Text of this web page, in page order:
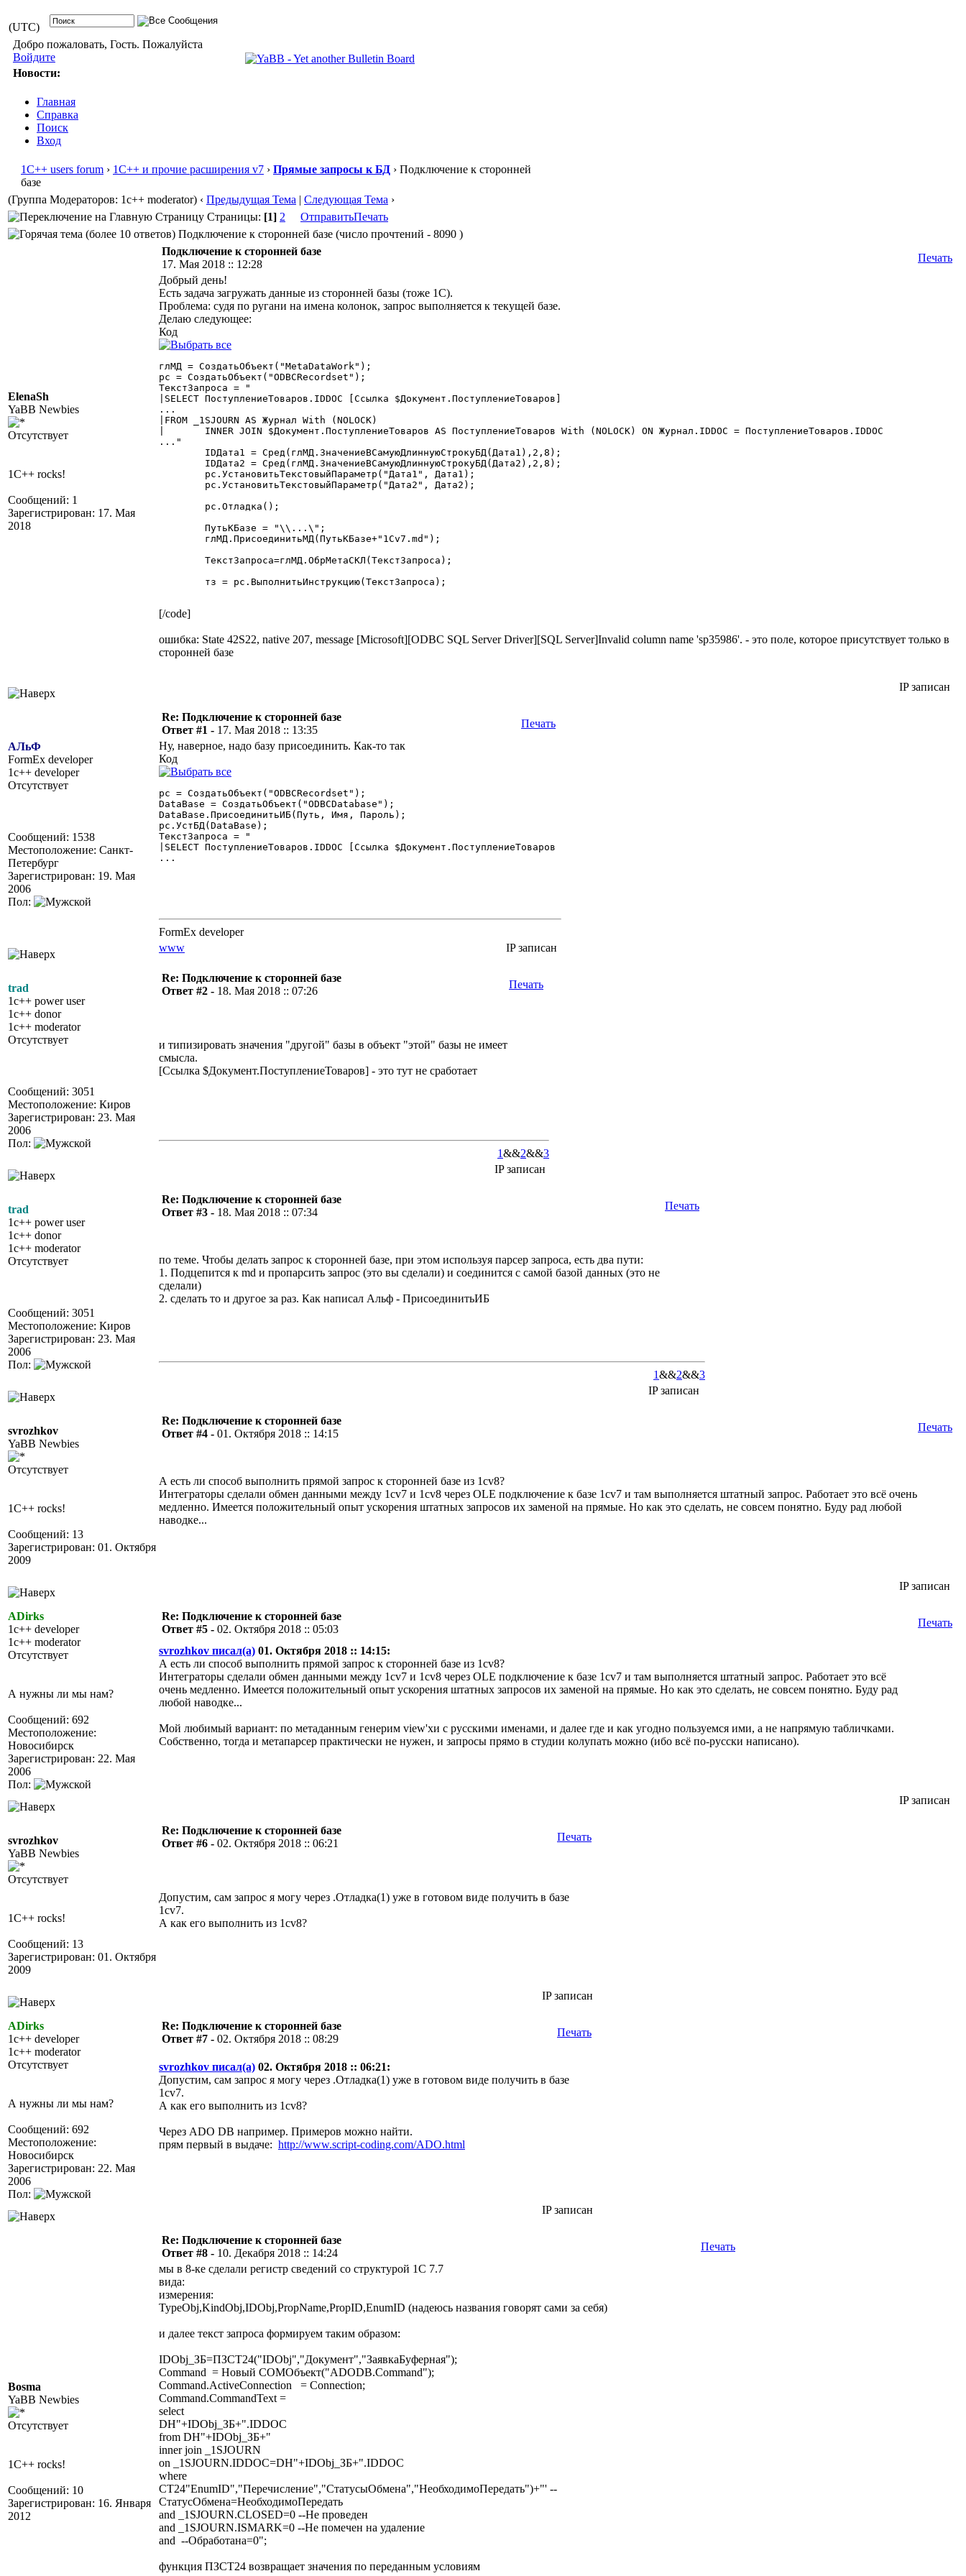
(UTC)
Добро пожаловать, Гость. Пожалуйста
Войдите
Новости:
Главная
Справка
Поиск
Вход
1С++ users forum › 1С++ и прочие расширения v7 › Прямые запросы к БД › Подключение к сторонней
базе
(Группа Модераторов: 1c++ moderator) ‹ Предыдущая Тема | Следующая Тема ›
Страницы: [1] 2 ОтправитьПечать
Подключение к сторонней базе (число прочтений - 8090 )
ElenaSh
YaBB Newbies
Отсутствует
1C++ rocks!
Сообщений: 1
Зарегистрирован: 17. Мая
2018
Подключение к сторонней базе
17. Мая 2018 :: 12:28
Печать
Добрый день!
Есть задача загружать данные из сторонней базы (тоже 1С).
Проблема: судя по ругани на имена колонок, запрос выполняется к текущей базе.
Делаю следующее:
Код
глМД = СоздатьОбъект("MetaDataWork");
рс = СоздатьОбъект("ODBCRecordset");
ТекстЗапроса = "
|SELECT ПоступлениеТоваров.IDDOC [Ссылка $Документ.ПоступлениеТоваров]
...
|FROM _1SJOURN AS Журнал With (NOLOCK)
..."
[/code]
ошибка: State 42S22, native 207, message [Microsoft][ODBC SQL Server Driver][SQL Server]Invalid column name 'sp35986'. - это поле, которое присутствует только в
сторонней базе
IP записан
АЛьФ
FormEx developer
1c++ developer
Отсутствует
Сообщений: 1538
Местоположение: Санкт-
Петербург
Зарегистрирован: 19. Мая
2006
Пол:
Re: Подключение к сторонней базе
Ответ #1 - 17. Мая 2018 :: 13:35
Печать
Ну, наверное, надо базу присоединить. Как-то так
Код
рс = СоздатьОбъект("ODBCRecordset");
DataBase = СоздатьОбъект("ODBCDatabase");
DataBase.ПрисоединитьИБ(Путь, Имя, Пароль);
рс.УстБД(DataBase);
ТекстЗапроса = "
|SELECT ПоступлениеТоваров.IDDOC [Ссылка $Документ.ПоступлениеТоваров]
...
FormEx developer
www
IP записан
trad
1c++ power user
1c++ donor
1c++ moderator
Отсутствует
Сообщений: 3051
Местоположение: Киров
Зарегистрирован: 23. Мая
2006
Пол:
Re: Подключение к сторонней базе
Ответ #2 - 18. Мая 2018 :: 07:26
Печать
и типизировать значения "другой" базы в объект "этой" базы не имеет
смысла.
[Ссылка $Документ.ПоступлениеТоваров] - это тут не сработает
1&&2&&3
IP записан
trad
1c++ power user
1c++ donor
1c++ moderator
Отсутствует
Сообщений: 3051
Местоположение: Киров
Зарегистрирован: 23. Мая
2006
Пол:
Re: Подключение к сторонней базе
Ответ #3 - 18. Мая 2018 :: 07:34
Печать
по теме. Чтобы делать запрос к сторонней базе, при этом используя парсер запроса, есть два пути:
1. Подцепится к md и пропарсить запрос (это вы сделали) и соединится с самой базой данных (это не
сделали)
2. сделать то и другое за раз. Как написал Альф - ПрисоединитьИБ
1&&2&&3
IP записан
svrozhkov
YaBB Newbies
Отсутствует
1C++ rocks!
Сообщений: 13
Зарегистрирован: 01. Октября
2009
Re: Подключение к сторонней базе
Ответ #4 - 01. Октября 2018 :: 14:15
Печать
А есть ли способ выполнить прямой запрос к сторонней базе из 1cv8?
Интеграторы сделали обмен данными между 1cv7 и 1cv8 через OLE подключение к базе 1cv7 и там выполняется штатный запрос. Работает это всё очень
медленно. Имеется положительный опыт ускорения штатных запросов их заменой на прямые. Но как это сделать, не совсем понятно. Буду рад любой
наводке...
IP записан
ADirks
1c++ developer
1c++ moderator
Отсутствует
А нужны ли мы нам?
Сообщений: 692
Местоположение:
Новосибирск
Зарегистрирован: 22. Мая
2006
Пол:
Re: Подключение к сторонней базе
Ответ #5 - 02. Октября 2018 :: 05:03
Печать
svrozhkov писал(а) 01. Октября 2018 :: 14:15:
А есть ли способ выполнить прямой запрос к сторонней базе из 1cv8?
Интеграторы сделали обмен данными между 1cv7 и 1cv8 через OLE подключение к базе 1cv7 и там выполняется штатный запрос. Работает это всё
очень медленно. Имеется положительный опыт ускорения штатных запросов их заменой на прямые. Но как это сделать, не совсем понятно. Буду рад
любой наводке...
Мой любимый вариант: по метаданным генерим view'хи с русскими именами, и далее где и как угодно пользуемся ими, а не напрямую табличками.
Собственно, тогда и метапарсер практически не нужен, и запросы прямо в студии колупать можно (ибо всё по-русски написано).
IP записан
svrozhkov
YaBB Newbies
Отсутствует
1C++ rocks!
Сообщений: 13
Зарегистрирован: 01. Октября
2009
Re: Подключение к сторонней базе
Ответ #6 - 02. Октября 2018 :: 06:21
Печать
Допустим, сам запрос я могу через .Отладка(1) уже в готовом виде получить в базе
1cv7.
А как его выполнить из 1cv8?
IP записан
ADirks
1c++ developer
1c++ moderator
Отсутствует
А нужны ли мы нам?
Сообщений: 692
Местоположение:
Новосибирск
Зарегистрирован: 22. Мая
2006
Пол:
Re: Подключение к сторонней базе
Ответ #7 - 02. Октября 2018 :: 08:29
Печать
svrozhkov писал(а) 02. Октября 2018 :: 06:21:
Допустим, сам запрос я могу через .Отладка(1) уже в готовом виде получить в базе
1cv7.
А как его выполнить из 1cv8?
Через ADO DB например. Примеров можно найти.
прям первый в выдаче: http://www.script-coding.com/ADO.html
IP записан
Bosma
YaBB Newbies
Отсутствует
1C++ rocks!
Сообщений: 10
Зарегистрирован: 16. Января
2012
Re: Подключение к сторонней базе
Ответ #8 - 10. Декабря 2018 :: 14:24
Печать
мы в 8-ке сделали регистр сведений со структурой 1С 7.7
вида:
измерения:
TypeObj,KindObj,IDObj,PropName,PropID,EnumID (надеюсь названия говорят сами за себя)
и далее текст запроса формируем таким образом:
IDObj_ЗБ=ПЗСТ24("IDObj","Документ","ЗаявкаБуферная");
Command = Новый COMОбъект("ADODB.Command");
Command.ActiveConnection = Connection;
Command.CommandText =
select
DH"+IDObj_ЗБ+".IDDOC
from DH"+IDObj_ЗБ+"
inner join _1SJOURN
on _1SJOURN.IDDOC=DH"+IDObj_ЗБ+".IDDOC
where
СТ24"EnumID","Перечисление","СтатусыОбмена","НеобходимоПередать")+"' --
СтатусОбмена=НеобходимоПередать
and _1SJOURN.CLOSED=0 --Не проведен
and _1SJOURN.ISMARK=0 --Не помечен на удаление
and --Обработана=0";
функция ПЗСТ24 возвращает значения по переданным условиям